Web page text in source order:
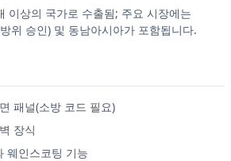
이상의 국가로 수출됨; 주요 시장에는
위 승인) 및 동남아시아가 포함됩니다.
패널(소방 코드 필요)
장식
웨인스코팅 기능